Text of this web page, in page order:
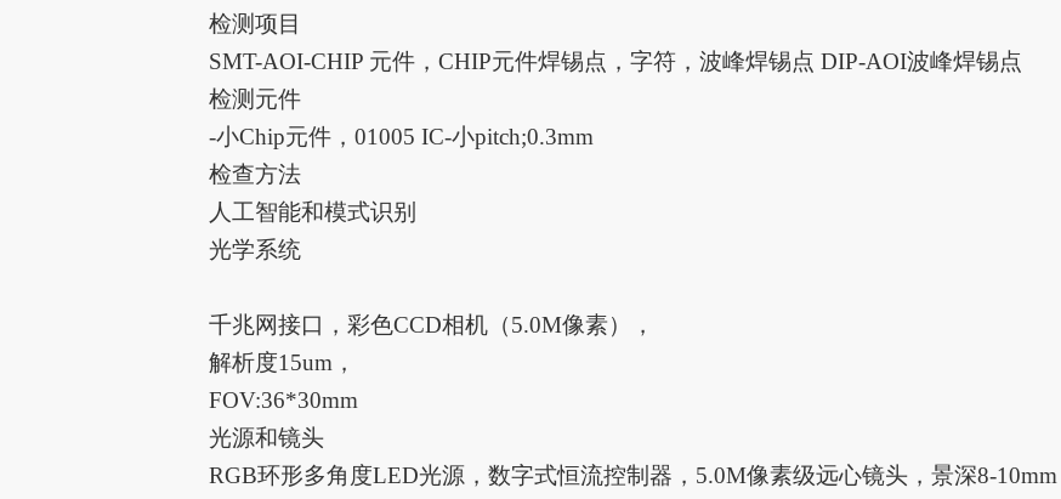
检测项目
SMT-AOI-CHIP 元件，CHIP元件焊锡点，字符，波峰焊锡点 DIP-AOI波峰焊锡点
检测元件
-小Chip元件，01005 IC-小pitch;0.3mm
检查方法
人工智能和模式识别
光学系统
千兆网接口，彩色CCD相机（5.0M像素），
解析度15um，
FOV:36*30mm
光源和镜头
RGB环形多角度LED光源，数字式恒流控制器，5.0M像素级远心镜头，景深8-10mm